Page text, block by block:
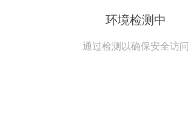
环境检测中
通过检测以确保安全访问